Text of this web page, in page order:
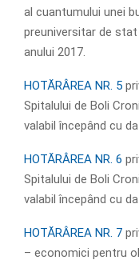
al cuantumului unei
preuniversitar de
anului 2017.
HOTĂRÂREA NR. 5
Spitalului de Boli
valabil începând cu
HOTĂRÂREA NR. 6
Spitalului de Boli
valabil începând cu
HOTĂRÂREA NR. 7
– economici pentru